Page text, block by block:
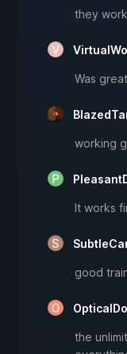
they
Was
working
It works
good
the